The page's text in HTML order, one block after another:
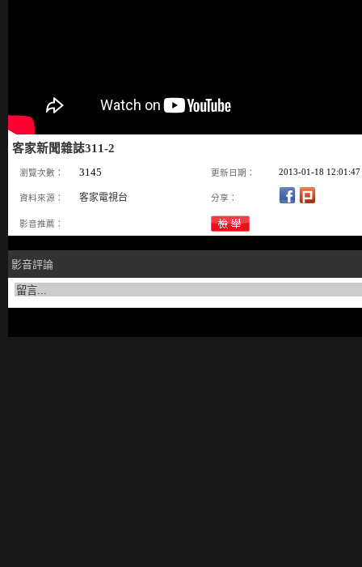
客家新聞雜誌311-2
瀏覽次數： 3145 更新日期： 2013-01-18 12:01:47
資料來源： 客家電視台 分享：
影音推薦：
影音評論